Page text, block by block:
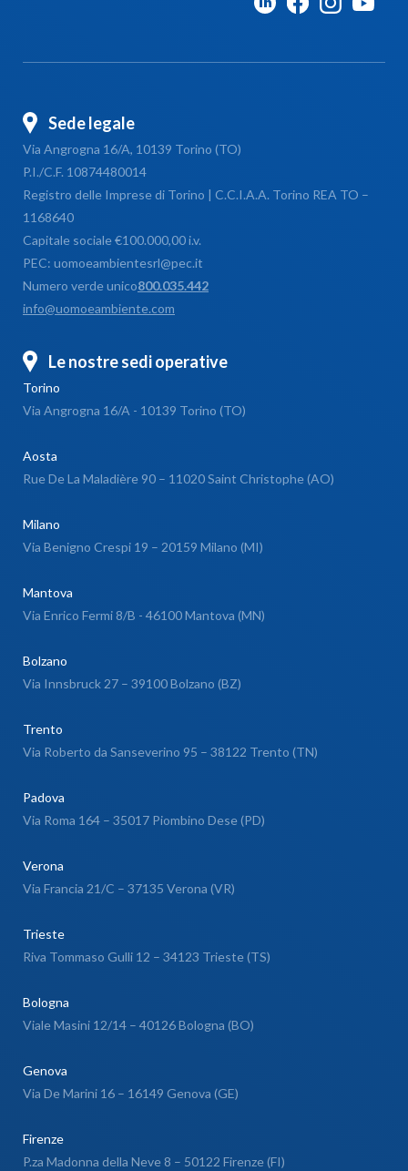
Sede legale
Via Angrogna 16/A, 10139 Torino (TO)
P.I./C.F. 10874480014
Registro delle Imprese di Torino | C.C.I.A.A. Torino REA TO –
1168640
Capitale sociale €100.000,00 i.v.
PEC: uomoeambientesrl@pec.it
Numero verde unico800.035.442
info@uomoeambiente.com
Le nostre sedi operative
Torino
Via Angrogna 16/A - 10139 Torino (TO)
Aosta
Rue De La Maladière 90 – 11020 Saint Christophe (AO)
Milano
Via Benigno Crespi 19 – 20159 Milano (MI)
Mantova
Via Enrico Fermi 8/B - 46100 Mantova (MN)
Bolzano
Via Innsbruck 27 – 39100 Bolzano (BZ)
Trento
Via Roberto da Sanseverino 95 – 38122 Trento (TN)
Padova
Via Roma 164 – 35017 Piombino Dese (PD)
Verona
Via Francia 21/C – 37135 Verona (VR)
Trieste
Riva Tommaso Gulli 12 – 34123 Trieste (TS)
Bologna
Viale Masini 12/14 – 40126 Bologna (BO)
Genova
Via De Marini 16 – 16149 Genova (GE)
Firenze
P.za Madonna della Neve 8 – 50122 Firenze (FI)